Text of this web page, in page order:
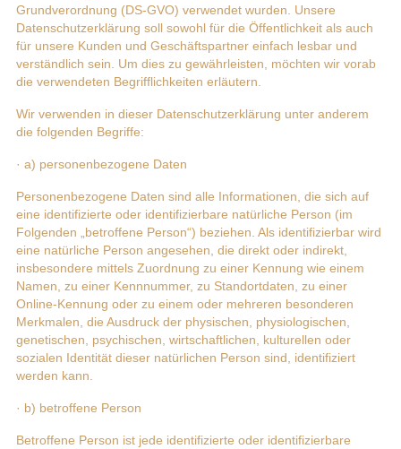
Grundverordnung (DS-GVO) verwendet wurden. Unsere
Datenschutzerklärung soll sowohl für die Öffentlichkeit als auch
für unsere Kunden und Geschäftspartner einfach lesbar und
verständlich sein. Um dies zu gewährleisten, möchten wir vorab
die verwendeten Begrifflichkeiten erläutern.
Wir verwenden in dieser Datenschutzerklärung unter anderem
die folgenden Begriffe:
· a) personenbezogene Daten
Personenbezogene Daten sind alle Informationen, die sich auf
eine identifizierte oder identifizierbare natürliche Person (im
Folgenden „betroffene Person“) beziehen. Als identifizierbar wird
eine natürliche Person angesehen, die direkt oder indirekt,
insbesondere mittels Zuordnung zu einer Kennung wie einem
Namen, zu einer Kennnummer, zu Standortdaten, zu einer
Online-Kennung oder zu einem oder mehreren besonderen
Merkmalen, die Ausdruck der physischen, physiologischen,
genetischen, psychischen, wirtschaftlichen, kulturellen oder
sozialen Identität dieser natürlichen Person sind, identifiziert
werden kann.
· b) betroffene Person
Betroffene Person ist jede identifizierte oder identifizierbare